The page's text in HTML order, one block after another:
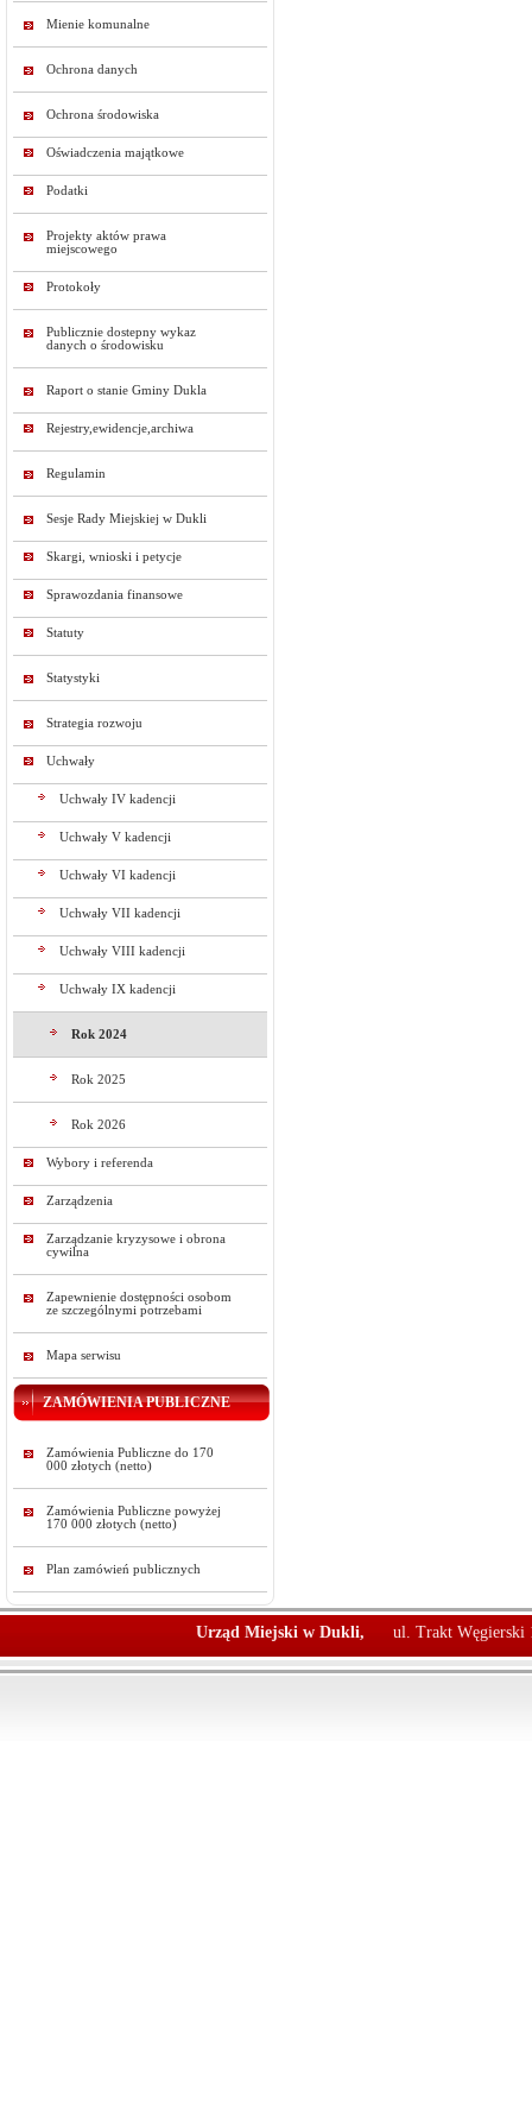
Mienie komunalne
Ochrona danych
Ochrona środowiska
Oświadczenia majątkowe
Podatki
Projekty aktów prawa
miejscowego
Protokoły
Publicznie dostepny wykaz
danych o środowisku
Raport o stanie Gminy Dukla
Rejestry,ewidencje,archiwa
Regulamin
Sesje Rady Miejskiej w Dukli
Skargi, wnioski i petycje
Sprawozdania finansowe
Statuty
Statystyki
Strategia rozwoju
Uchwały
Uchwały IV kadencji
Uchwały V kadencji
Uchwały VI kadencji
Uchwały VII kadencji
Uchwały VIII kadencji
Uchwały IX kadencji
Rok 2024
Rok 2025
Rok 2026
Wybory i referenda
Zarządzenia
Zarządzanie kryzysowe i obrona
cywilna
Zapewnienie dostępności osobom
ze szczególnymi potrzebami
Mapa serwisu
ZAMÓWIENIA PUBLICZNE
Zamówienia Publiczne do 170
000 złotych (netto)
Zamówienia Publiczne powyżej
170 000 złotych (netto)
Plan zamówień publicznych
Urząd Miejski w Dukli, ul. Trakt Węgierski